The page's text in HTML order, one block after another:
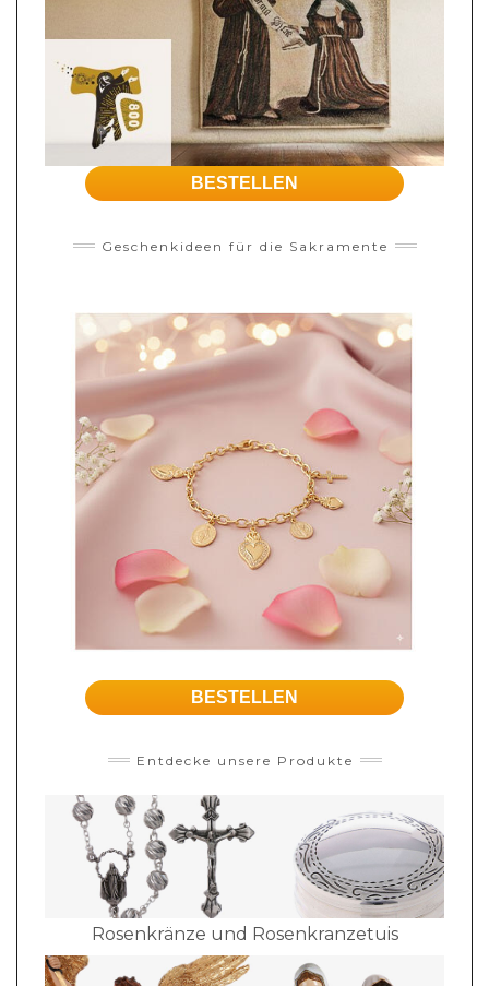
BESTELLEN
Geschenkideen für die Sakramente
BESTELLEN
Entdecke unsere Produkte
Rosenkränze und Rosenkranzetuis